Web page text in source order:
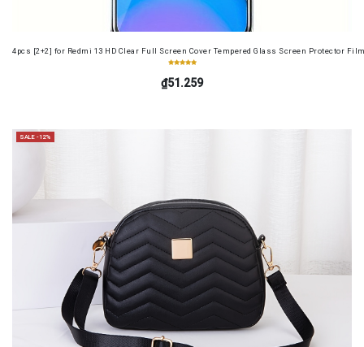
4pcs [2+2] for Redmi 13 HD Clear Full Screen Cover Tempered Glass Screen Protector
₫51.259
SALE -12%